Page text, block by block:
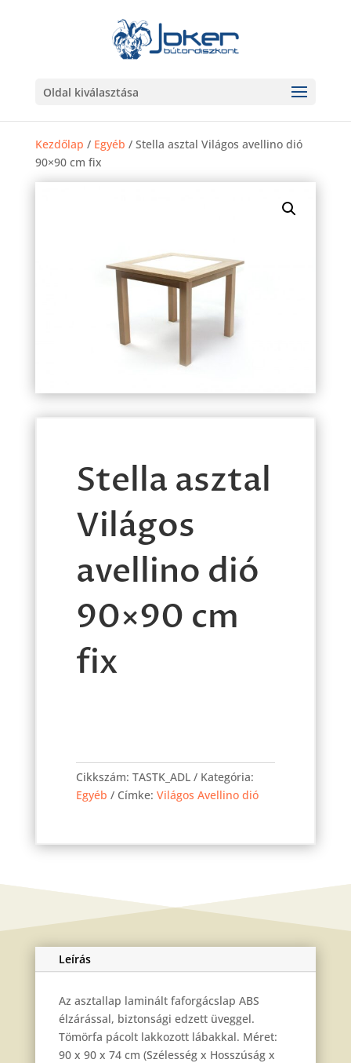
Oldal kiválasztása
Kezdőlap / Egyéb / Stella asztal Világos avellino dió
90×90 cm fix
Stella asztal
Világos
avellino dió
90×90 cm
fix
asztal
Világos
avellino
90x90
fix
mennyiség
Cikkszám: TASTK_ADL
Kategória:
Egyéb
Címke: Világos Avellino dió
Leírás
Az asztallap laminált faforgácslap ABS
élzárással, biztonsági edzett üveggel.
Tömörfa pácolt lakkozott lábakkal. Méret:
90 x 90 x 74 cm (Szélesség x Hosszúság x